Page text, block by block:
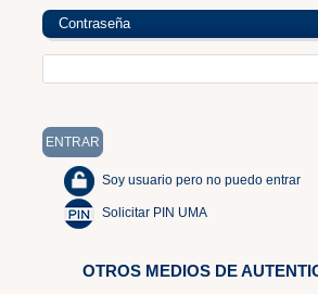
Contraseña
Soy usuario pero no puedo entrar
Solicitar PIN UMA
OTROS MEDIOS DE